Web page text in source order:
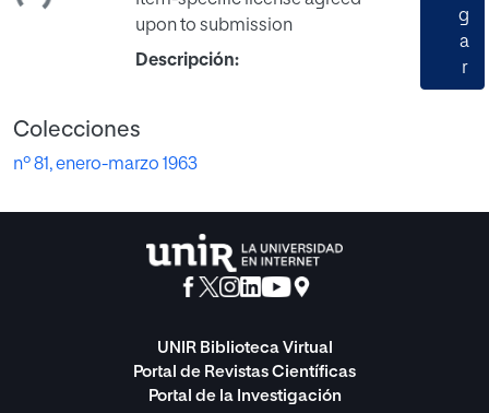
upon to submission
Descripción:
g
a
r
Colecciones
nº 81, enero-marzo 1963
UNIR Biblioteca Virtual
Portal de Revistas Científicas
Portal de la Investigación